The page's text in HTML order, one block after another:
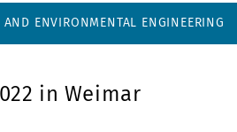
ENVIRONMENTAL ENGINEERING
in Weimar